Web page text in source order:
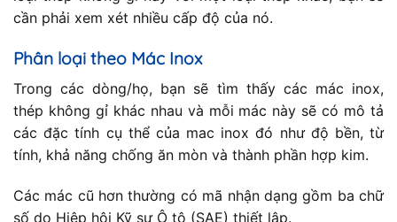
cần phải xem xét nhiều cấp độ của nó.
Phân loại theo Mác Inox
Trong các dòng/họ, bạn sẽ tìm thấy các mác inox,
thép không gỉ khác nhau và mỗi mác này sẽ có mô tả
các đặc tính cụ thể của mac inox đó như độ bền, từ
tính, khả năng chống ăn mòn và thành phần hợp kim.
Các mác cũ hơn thường có mã nhận dạng gồm ba chữ
số do Hiệp hội Kỹ sư Ô tô (SAE) thiết lập.